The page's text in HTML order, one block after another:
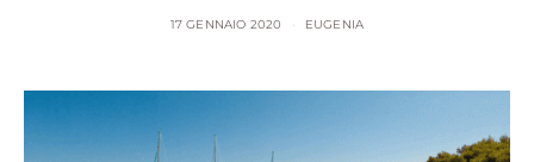
17 GENNAIO 2020 EUGENIA